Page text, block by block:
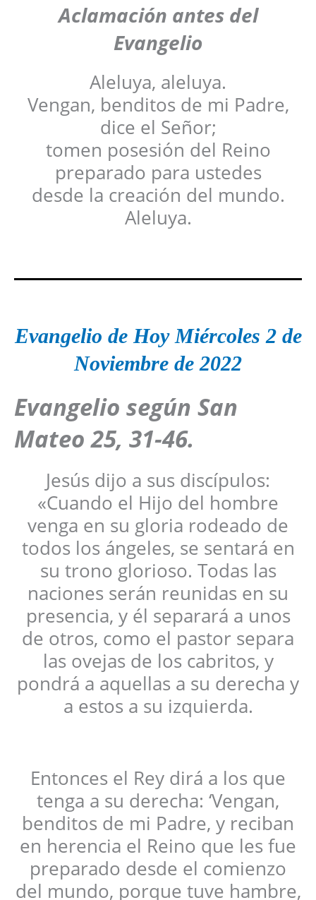
Aclamación antes del
Evangelio
Aleluya, aleluya.
Vengan, benditos de mi Padre,
dice el Señor;
tomen posesión del Reino
preparado para ustedes
desde la creación del mundo.
Aleluya.
Evangelio de Hoy Miércoles 2 de
Noviembre de 2022
Evangelio según San
Mateo 25, 31-46.
Jesús dijo a sus discípulos:
«Cuando el Hijo del hombre
venga en su gloria rodeado de
todos los ángeles, se sentará en
su trono glorioso. Todas las
naciones serán reunidas en su
presencia, y él separará a unos
de otros, como el pastor separa
las ovejas de los cabritos, y
pondrá a aquellas a su derecha y
a estos a su izquierda.
Entonces el Rey dirá a los que
tenga a su derecha: ‘Vengan,
benditos de mi Padre, y reciban
en herencia el Reino que les fue
preparado desde el comienzo
del mundo, porque tuve hambre,